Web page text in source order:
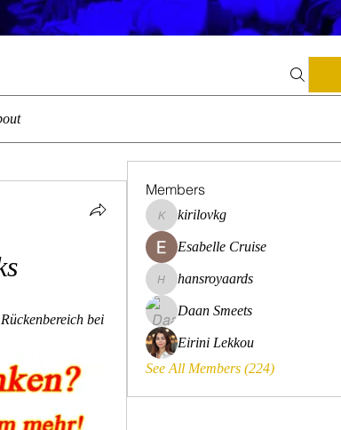
bei
Members
kirilovkg
kirilovkg
Esabelle Cruise
hansroyaards
hansroyaards
Daan Smeets
Eirini Lekkou
See All Members (224)